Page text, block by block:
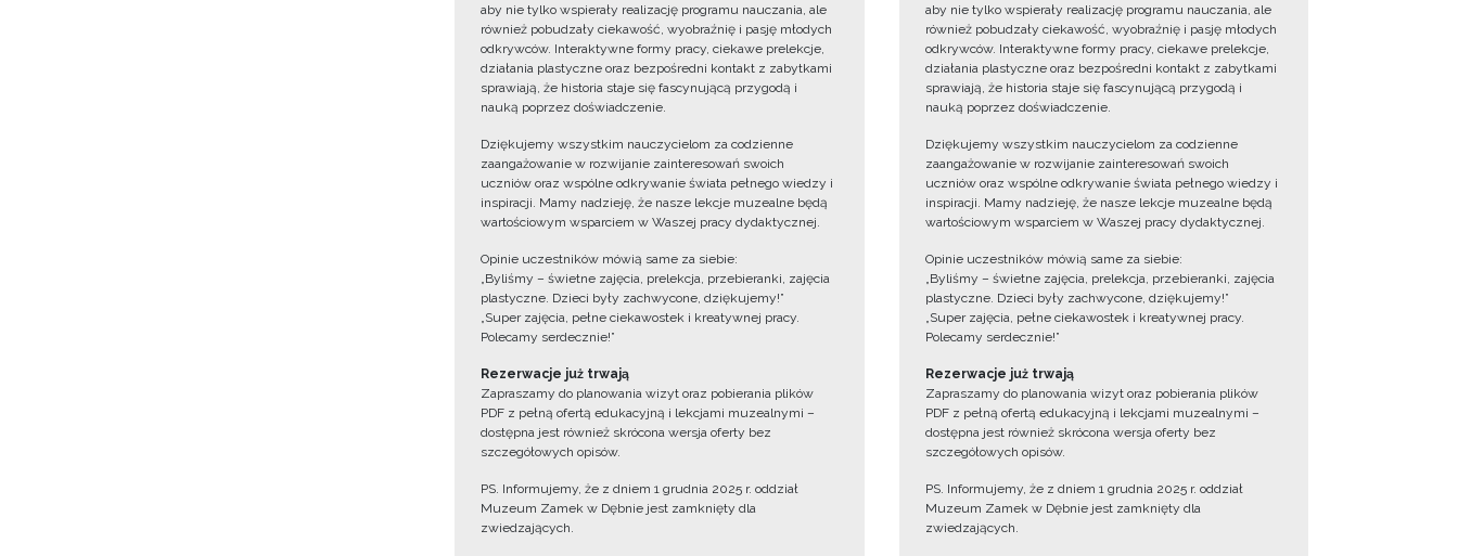
aby nie tylko wspierały realizację programu nauczania, ale
również pobudzały ciekawość, wyobraźnię i pasję młodych
odkrywców. Interaktywne formy pracy, ciekawe prelekcje,
działania plastyczne oraz bezpośredni kontakt z zabytkami
sprawiają, że historia staje się fascynującą przygodą i
nauką poprzez doświadczenie.
Dziękujemy wszystkim nauczycielom za codzienne
zaangażowanie w rozwijanie zainteresowań swoich
uczniów oraz wspólne odkrywanie świata pełnego wiedzy i
inspiracji. Mamy nadzieję, że nasze lekcje muzealne będą
wartościowym wsparciem w Waszej pracy dydaktycznej.
Opinie uczestników mówią same za siebie:
„Byliśmy – świetne zajęcia, prelekcja, przebieranki, zajęcia
plastyczne. Dzieci były zachwycone, dziękujemy!”
„Super zajęcia, pełne ciekawostek i kreatywnej pracy.
Polecamy serdecznie!”
Rezerwacje już trwają
Zapraszamy do planowania wizyt oraz pobierania plików
PDF z pełną ofertą edukacyjną i lekcjami muzealnymi –
dostępna jest również skrócona wersja oferty bez
szczegółowych opisów.
PS. Informujemy, że z dniem 1 grudnia 2025 r. oddział
Muzeum Zamek w Dębnie jest zamknięty dla
zwiedzających.
aby nie tylko wspierały realizację programu nauczania, ale
również pobudzały ciekawość, wyobraźnię i pasję młodych
odkrywców. Interaktywne formy pracy, ciekawe prelekcje,
działania plastyczne oraz bezpośredni kontakt z zabytkami
sprawiają, że historia staje się fascynującą przygodą i
nauką poprzez doświadczenie.
Dziękujemy wszystkim nauczycielom za codzienne
zaangażowanie w rozwijanie zainteresowań swoich
uczniów oraz wspólne odkrywanie świata pełnego wiedzy i
inspiracji. Mamy nadzieję, że nasze lekcje muzealne będą
wartościowym wsparciem w Waszej pracy dydaktycznej.
Opinie uczestników mówią same za siebie:
„Byliśmy – świetne zajęcia, prelekcja, przebieranki, zajęcia
plastyczne. Dzieci były zachwycone, dziękujemy!”
„Super zajęcia, pełne ciekawostek i kreatywnej pracy.
Polecamy serdecznie!”
Rezerwacje już trwają
Zapraszamy do planowania wizyt oraz pobierania plików
PDF z pełną ofertą edukacyjną i lekcjami muzealnymi –
dostępna jest również skrócona wersja oferty bez
szczegółowych opisów.
PS. Informujemy, że z dniem 1 grudnia 2025 r. oddział
Muzeum Zamek w Dębnie jest zamknięty dla
zwiedzających.